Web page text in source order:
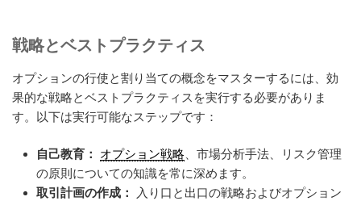
戦略とベストプラクティス
オプションの行使と割り当ての概念をマスターするには、効
果的な戦略とベストプラクティスを実行する必要がありま
す。以下は実行可能なステップです：
自己教育： オプション戦略 、市場分析手法、リスク管理
の原則についての知識を常に深めます。
取引計画の作成：
入り口と出口の戦略およびオプション